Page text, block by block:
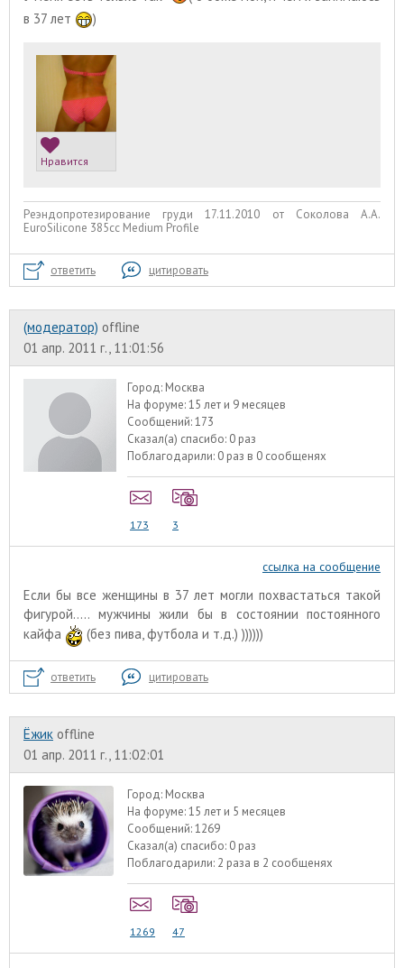
в 37 лет
)
Нравится
Реэндопротезирование груди 17.11.2010 от Соколова А.А.
EuroSilicone 385сс Medium Profile
ответить цитировать
(модератор) offline
01 апр. 2011 г., 11:01:56
Город: Москва
На форуме:15 лет и 9 месяцев
Сообщений:173
Сказал(а) спасибо: 0 раз
Поблагодарили: 0 раз в 0 сообщенях
173 3
ссылка на сообщение
Если бы все женщины в 37 лет могли похвастаться такой
фигурой..... мужчины жили бы в состоянии постоянного
кайфа
(без пива, футбола и т.д.) ))))))
ответить цитировать
Ёжик offline
01 апр. 2011 г., 11:02:01
Город: Москва
На форуме:15 лет и 5 месяцев
Сообщений:1269
Сказал(а) спасибо: 0 раз
Поблагодарили: 2 раза в 2 сообщенях
1269 47